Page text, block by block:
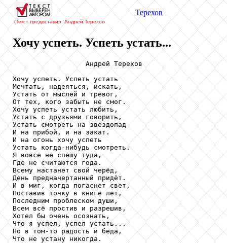
(Текст предоставил: Андрей Терехов
Терехов
Хочу успеть. Успеть устать...
                  Андрей Терехов
Хочу успеть. Успеть устать
Мечтать, надеяться, искать,
Устать от мыслей и тревог,
От тех, кого забыть не смог.
Хочу успеть устать любить,
Устать с друзьями говорить,
Устать смотреть на звездопад
И на прибой, и на закат.
И на огонь хочу успеть
Устать когда-нибудь смотреть.
Я вовсе не спешу туда,
Где не считаются года.
Всему настанет свой черёд,
День предначертанный придёт.
И в миг, когда погаснет свет,
Поставив точку в книге лет,
Последним проблеском души,
Всем всё простив и разрешив,
Хотел бы очень осознать,
Что я успел, успел устать...
Но в том-то радость и беда,
Что не устану никогда.